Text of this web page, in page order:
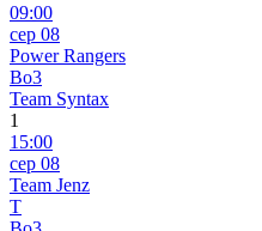
09:00
сер 08
Power Rangers
Bo3
Team Syntax
1
15:00
сер 08
Team Jenz
T